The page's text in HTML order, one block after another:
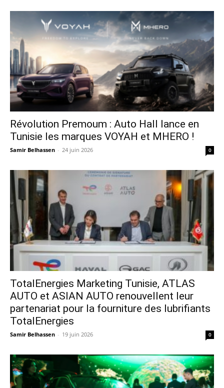
Révolution Premoum : Auto Hall lance en
Tunisie les marques VOYAH et MHERO !
Samir Belhassen - 24 juin 2026 0
TotalEnergies Marketing Tunisie, ATLAS
AUTO et ASIAN AUTO renouvellent leur
partenariat pour la fourniture des lubrifiants
TotalEnergies
Samir Belhassen - 19 juin 2026 0